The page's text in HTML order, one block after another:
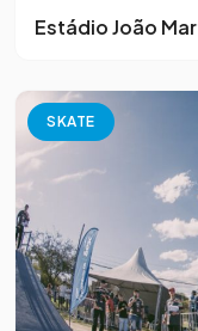
Estádio João
SKATE